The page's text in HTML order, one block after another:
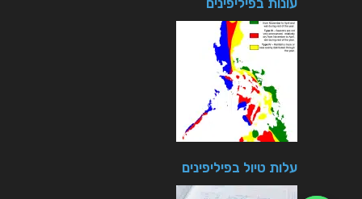
עונות בפיליפינים
עלות טיול בפיליפינים